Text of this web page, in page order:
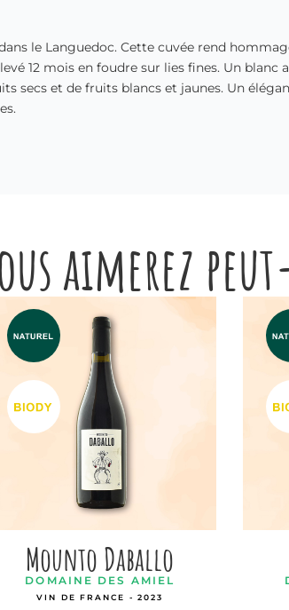
le Languedoc. Cette cuvée rend
12 mois en foudre sur lies fines. Un
secs et de fruits blancs et jaunes. Un
aimerez
Mounto Daballo
DOMAINE DES AMIEL
VIN DE FRANCE - 2023